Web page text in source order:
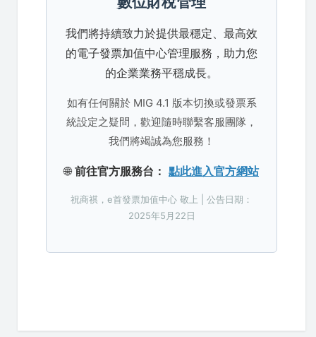
我們將持續致力於提供最穩定、最高效
的電子發票加值中心管理服務，助力您
的企業業務平穩成長。
如有任何關於 MIG 4.1 版本切換或發票系
統設定之疑問，歡迎隨時聯繫客服團隊，
我們將竭誠為您服務！
🌐 前往官方服務台： 點此進入官方網站
祝商祺，e首發票加值中心 敬上 | 公告日期：
2025年5月22日